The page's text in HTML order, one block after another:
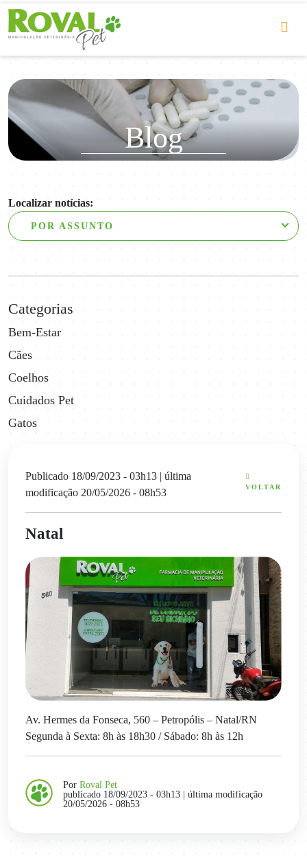
Blog
Localizar notícias:
POR ASSUNTO
Categorias
Bem-Estar
Cães
Coelhos
Cuidados Pet
Gatos
Publicado 18/09/2023 - 03h13 | última
modificação 20/05/2026 - 08h53
VOLTAR
Natal
Av. Hermes da Fonseca, 560 – Petropólis – Natal/RN
Segunda à Sexta: 8h às 18h30 / Sábado: 8h às 12h
Por Roval Pet
publicado 18/09/2023 - 03h13
| última modificação
20/05/2026 - 08h53